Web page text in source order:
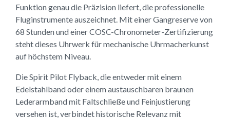
Funktion genau die Präzision liefert, die professionelle
Fluginstrumente auszeichnet. Mit einer Gangreserve von
68 Stunden und einer COSC-Chronometer-Zertifizierung
steht dieses Uhrwerk für mechanische Uhrmacherkunst
auf höchstem Niveau.
Die Spirit Pilot Flyback, die entweder mit einem
Edelstahlband oder einem austauschbaren braunen
Lederarmband mit Faltschließe und Feinjustierung
versehen ist, verbindet historische Relevanz mit